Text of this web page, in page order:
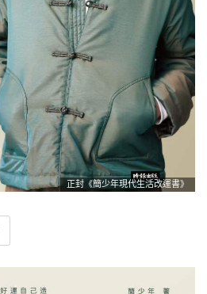
正封《簡少年現代生活改運書》